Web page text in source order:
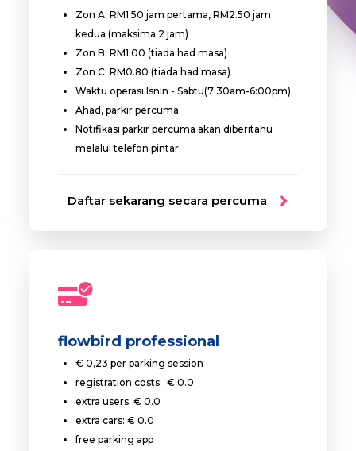
Zon A: RM1.50 jam pertama, RM2.50 jam
kedua (maksima 2 jam)
Zon B: RM1.00 (tiada had masa)
Zon C: RM0.80 (tiada had masa)
Waktu operasi Isnin - Sabtu(7:30am-6:00pm)
Ahad, parkir percuma
Notifikasi parkir percuma akan diberitahu
melalui telefon pintar
Daftar sekarang secara percuma
flowbird professional
€ 0,23 per parking session
registration costs: € 0.0
extra users: € 0.0
extra cars: € 0.0
free parking app